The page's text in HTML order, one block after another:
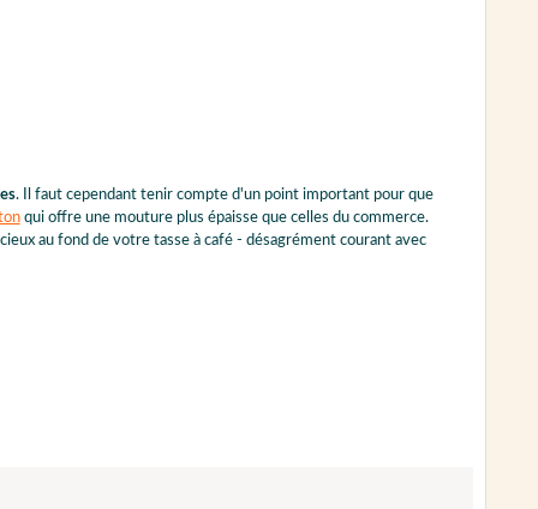
. Il faut cependant tenir compte d'un point important pour que
qui offre une mouture plus épaisse que celles du commerce.
au fond de votre tasse à café - désagrément courant avec